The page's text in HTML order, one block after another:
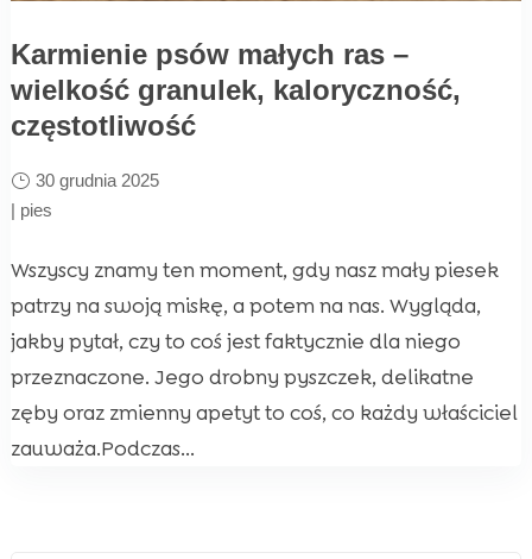
Karmienie psów małych ras –
wielkość granulek, kaloryczność,
częstotliwość
30 grudnia 2025
| pies
Wszyscy znamy ten moment, gdy nasz mały piesek
patrzy na swoją miskę, a potem na nas. Wygląda,
jakby pytał, czy to coś jest faktycznie dla niego
przeznaczone. Jego drobny pyszczek, delikatne
zęby oraz zmienny apetyt to coś, co każdy właściciel
zauważa.Podczas...